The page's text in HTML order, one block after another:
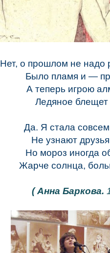
Нет, о прошлом не надо
Было пламя и —
А теперь игрою
Ледяное блещет
Да. Я стала совсем
Не узнают
Но мороз иногда
Жарче солнца,
( Анна Баркова.